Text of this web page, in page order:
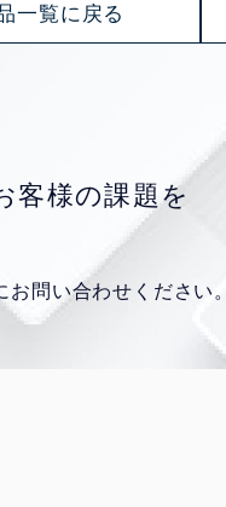
一覧に戻る
客様の課題を
お問い合わせください。